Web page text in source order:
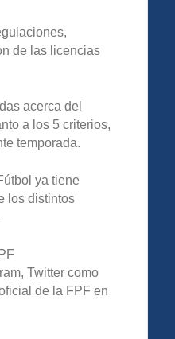
de las licencias
acerca del
a los 5 criterios,
temporada.
ya tiene
los distintos
Twitter como
de la FPF en